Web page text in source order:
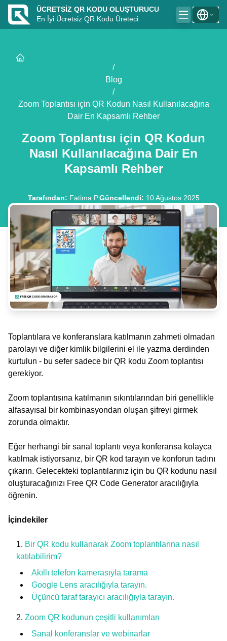
ÜCRETSIZ QR KODU OLUŞTURUCU
En İyi Ücretsiz QR Kodu Üreteci
/
Blog
/
Zoom Toplantısı için QR Kodun Nasıl Kullanılacağına
Dair En Kapsamlı Rehber
Zoom Toplantısı için QR Kodun
Nasıl Kullanılacağına Dair En
Kapsamlı Rehber
Tarafından: Fatima P.Güncellendi: 10 Ağustos 2025
Toplantılara ve konferanslara katılmanın zahmeti olmadan
parolayı ve diğer kimlik bilgilerini el ile yazma derdinden
kurtulun - bu sefer sadece bir QR kodu Zoom toplantısı
gerekiyor.
Zoom toplantısına katılmanın sıkıntılarından biri genellikle
alfasayısal bir kombinasyondan oluşan şifreyi girmek
zorunda olmaktır.
Eğer herhangi bir sanal toplantı veya konferansa kolayca
katılmak istiyorsanız, bir QR kod tarayın ve konforun tadını
çıkarın. Gelecekteki toplantılarınız için bu QR kodunu nasıl
oluşturacağınızı Free QR Code Generator aracılığıyla
öğrenin.
İçindekiler
Bir QR kodu kullanarak Zoom toplantılarına nasıl
katılabilirim?
Akıllı telefon kamerasıyla tarama
Google Lens aracılığıyla tarayın.
Üçüncü taraf tarayıcı aracılığıyla tarayın.
Zoom QR kodunun çeşitli kullanımları
Sanal konferanslar ve webinarlar